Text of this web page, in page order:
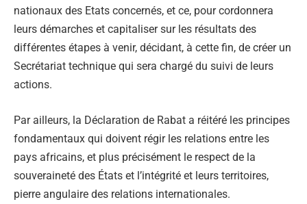
nationaux des Etats concernés, et ce, pour cordonnera
leurs démarches et capitaliser sur les résultats des
différentes étapes à venir, décidant, à cette fin, de créer un
Secrétariat technique qui sera chargé du suivi de leurs
actions.
Par ailleurs, la Déclaration de Rabat a réitéré les principes
fondamentaux qui doivent régir les relations entre les
pays africains, et plus précisément le respect de la
souveraineté des États et l’intégrité et leurs territoires,
pierre angulaire des relations internationales.